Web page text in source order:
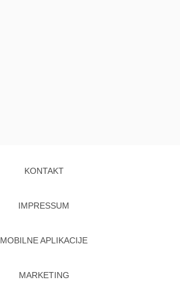
KONTAKT
IMPRESSUM
MOBILNE APLIKACIJE
MARKETING